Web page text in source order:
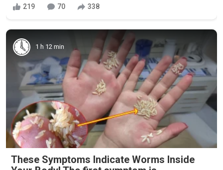
219 70 338
1 h 12 min
These Symptoms Indicate Worms Inside